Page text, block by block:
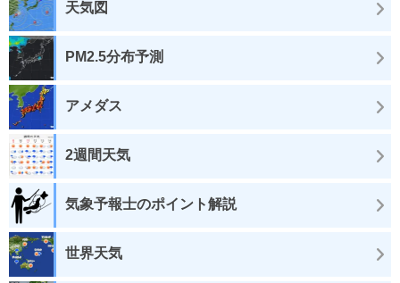
天気図
PM2.5分布予測
アメダス
2週間天気
気象予報士のポイント解説
世界天気